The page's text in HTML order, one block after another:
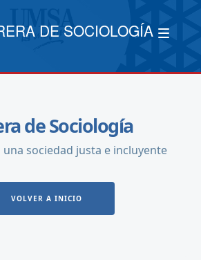
DE SOCIOLOGÍA
de Sociología
sociedad justa e incluyente
VOLVER A INICIO